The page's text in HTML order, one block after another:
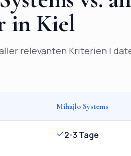
in Kiel
relevanten Kriterien |
Mihajlo Systems
2-3 Tage